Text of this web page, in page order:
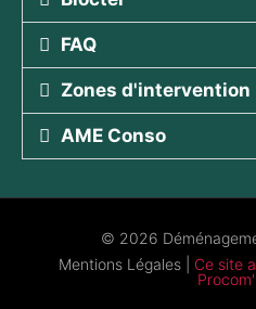
FAQ
Zones d'intervention
AME Conso
© 2026
Mentions Légales
Ce site